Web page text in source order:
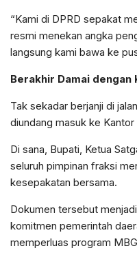
“Kami di DPRD sepakat
resmi menekan angka
langsung kami bawa ke
Berakhir Damai
Tak sekadar berjanji di
diundang masuk ke
Di sana, Bupati, Ketua
seluruh pimpinan fraksi
kesepakatan bersama.
Dokumen tersebut
komitmen pemerintah
memperluas program